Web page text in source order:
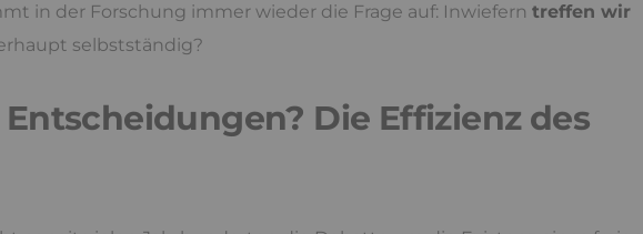
in der Forschung immer wieder die Frage auf: Inwiefern treffen wir
selbstständig?
Die Effizienz des